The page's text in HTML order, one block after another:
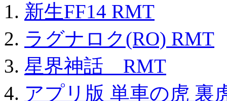
新生FF14 RMT
ラグナロク(RO) RMT
星界神話 RMT
アプリ版 単車の虎 裏